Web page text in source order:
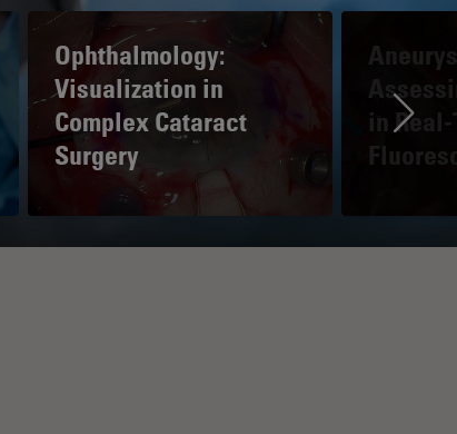
Ophthalmology:
Visualization in
Complex Cataract
Surgery
in